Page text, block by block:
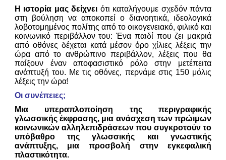
Η ιστορία μας δείχνει ότι καταλήγουμε σχεδόν πάντα
στη βούληση να αποκοπεί ο διανοητικά, ιδεολογικά
λοβοτομημένος πολίτης από το οικογενειακό, φιλικό και
κοινωνικό περιβάλλον του: Ένα παιδί που ζει μακριά
από οθόνες δέχεται κατά μέσον όρο χίλιες λέξεις την
ώρα από το ανθρώπινο περιβάλλον, λέξεις που θα
παίξουν έναν αποφασιστικό ρόλο στην μετέπειτα
ανάπτυξή του. Με τις οθόνες, περνάμε στις 150 μόλις
λέξεις την ώρα!
Οι συνέπειες;
Μια υπεραπλοποίηση της περιγραφικής
γλωσσικής έκφρασης, μια ανάσχεση των πρώιμων
κοινωνικών αλληλεπιδράσεων που συγκροτούν το
υπόβαθρο της γλωσσικής και γνωστικής
ανάπτυξης, μια προσβολή στην εγκεφαλική
πλαστικότητα.